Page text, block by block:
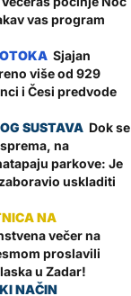
vas program
Sjajan
više od 929
i Česi predvode
Dok se
na
parkove: Je
uskladiti
večer na
proslavili
u Zadar!